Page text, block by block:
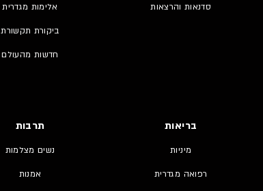
סדנאות והרצאות אלימות מגדרית
ביקורת תקשורת
חדשות מהעולם
בריאות
מיניות
רפואה מגדרית
תרבות
נשים מצלמות
אמנות